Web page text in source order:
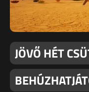
JÖVŐ HÉT